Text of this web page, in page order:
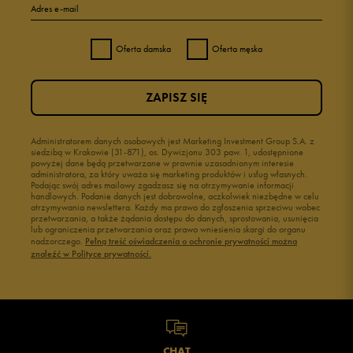
4 0%
1 0%
Jak zbieramy opinie?
Adres e-mail
Oferta damska Oferta męska
Administratorem danych osobowych jest Marketing Investment Group S.A. z
siedzibą w Krakowie (31-871), os. Dywizjonu 303 paw. 1, udostępnione
powyżej dane będą przetwarzane w prawnie uzasadnionym interesie
administratora, za który uważa się marketing produktów i usług własnych.
Podając swój adres mailowy zgadzasz się na otrzymywanie informacji
handlowych. Podanie danych jest dobrowolne, aczkolwiek niezbędne w celu
otrzymywania newslettera. Każdy ma prawo do zgłoszenia sprzeciwu wobec
przetwarzania, a także żądania dostępu do danych, sprostowania, usunięcia
lub ograniczenia przetwarzania oraz prawo wniesienia skargi do organu
nadzorczego. Pełną treść oświadczenia o ochronie prywatności można
znaleźć w Polityce prywatności.
ZAPISZ SIĘ